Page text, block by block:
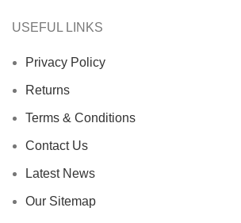
USEFUL LINKS
Privacy Policy
Returns
Terms & Conditions
Contact Us
Latest News
Our Sitemap